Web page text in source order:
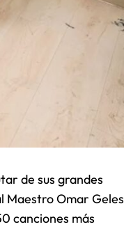
de sus grandes
Maestro Omar Geles
canciones más